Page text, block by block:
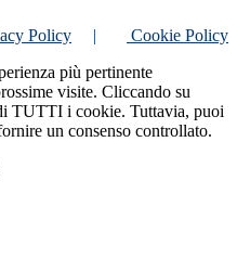
Policy |
Cookie Policy
più pertinente
visite. Cliccando su
TUTTI i cookie. Tuttavia, puoi
un consenso controllato.